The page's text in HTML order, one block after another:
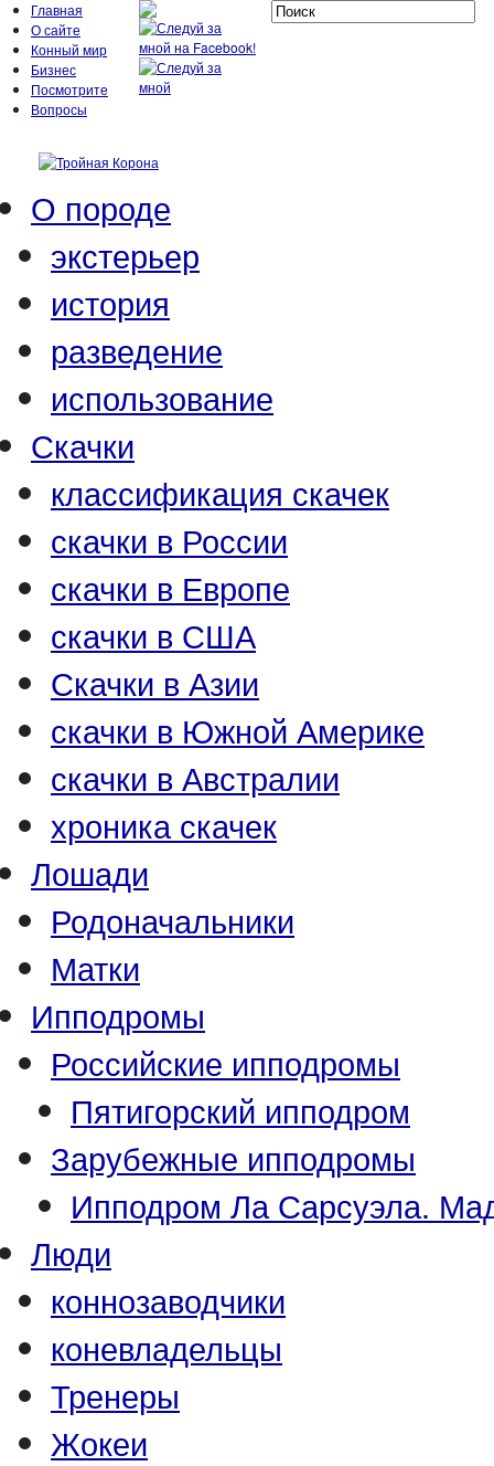
Главная
О сайте
Конный мир
Бизнес
Посмотрите
Вопросы
О породе
экстерьер
история
разведение
использование
Скачки
классификация скачек
скачки в России
скачки в Европе
скачки в США
Скачки в Азии
скачки в Южной Америке
скачки в Австралии
хроника скачек
Лошади
Родоначальники
Матки
Ипподромы
Российские ипподромы
Пятигорский ипподром
Зарубежные ипподромы
Ипподром Ла Сарсуэла.
Люди
коннозаводчики
коневладельцы
Тренеры
Жокеи